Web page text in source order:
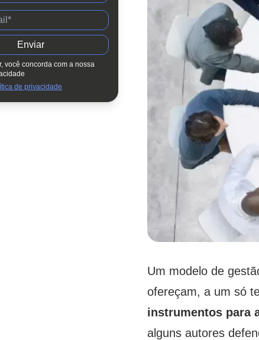
ao
e evolução da
você concorda com a nossa
de privacidade
Um modelo de
ofereçam, a um só
instrumentos para
alguns autores